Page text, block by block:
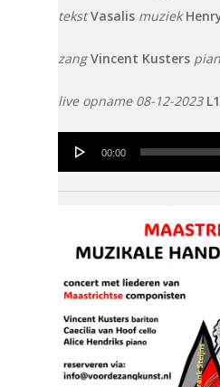
tekst Vasalis muziek
zang Vincent Kusters
live opname 08-12-2023 L1
Audio
00:00